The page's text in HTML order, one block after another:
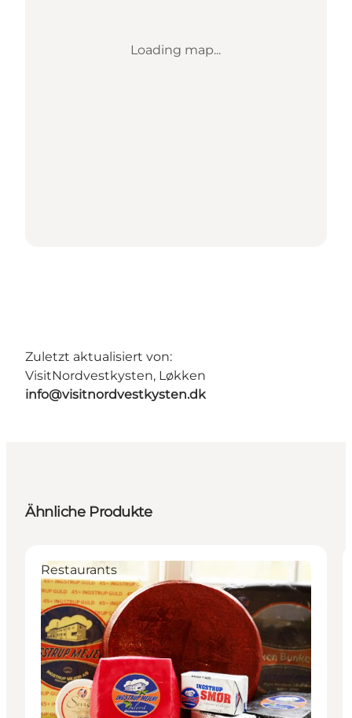
Loading map...
Zuletzt aktualisiert von:
VisitNordvestkysten, Løkken
info@visitnordvestkysten.dk
Ähnliche Produkte
Restaurants